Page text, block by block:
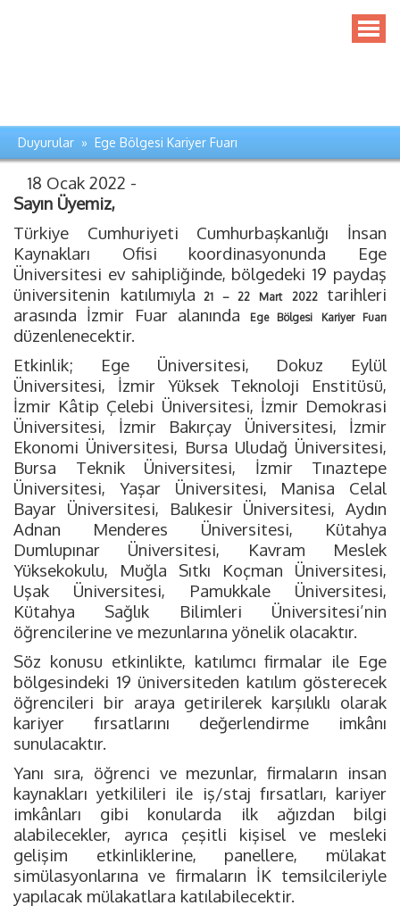
Duyurular » Ege Bölgesi Kariyer Fuarı
18 Ocak 2022 -
Sayın Üyemiz,
Türkiye Cumhuriyeti Cumhurbaşkanlığı İnsan
Kaynakları Ofisi koordinasyonunda Ege
Üniversitesi ev sahipliğinde, bölgedeki 19 paydaş
üniversitenin katılımıyla 21 – 22 Mart 2022 tarihleri
arasında İzmir Fuar alanında
Ege Bölgesi Kariyer Fuarı
düzenlenecektir.
Etkinlik; Ege Üniversitesi, Dokuz Eylül
Üniversitesi, İzmir Yüksek Teknoloji Enstitüsü,
İzmir Kâtip Çelebi Üniversitesi, İzmir Demokrasi
Üniversitesi, İzmir Bakırçay Üniversitesi, İzmir
Ekonomi Üniversitesi, Bursa Uludağ Üniversitesi,
Bursa Teknik Üniversitesi, İzmir Tınaztepe
Üniversitesi, Yaşar Üniversitesi, Manisa Celal
Bayar Üniversitesi, Balıkesir Üniversitesi, Aydın
Adnan Menderes Üniversitesi, Kütahya
Dumlupınar Üniversitesi, Kavram Meslek
Yüksekokulu, Muğla Sıtkı Koçman Üniversitesi,
Uşak Üniversitesi, Pamukkale Üniversitesi,
Kütahya Sağlık Bilimleri Üniversitesi’nin
öğrencilerine ve mezunlarına yönelik olacaktır.
Söz konusu etkinlikte, katılımcı firmalar ile Ege
bölgesindeki 19 üniversiteden katılım gösterecek
öğrencileri bir araya getirilerek karşılıklı olarak
kariyer fırsatlarını değerlendirme imkânı
sunulacaktır.
Yanı sıra, öğrenci ve mezunlar, firmaların insan
kaynakları yetkilileri ile iş/staj fırsatları, kariyer
imkânları gibi konularda ilk ağızdan bilgi
alabilecekler, ayrıca çeşitli kişisel ve mesleki
gelişim etkinliklerine, panellere, mülakat
simülasyonlarına ve firmaların İK temsilcileriyle
yapılacak mülakatlara katılabilecektir.